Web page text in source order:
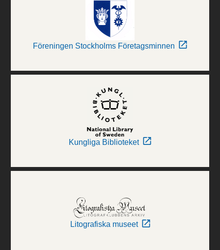
Föreningen Stockholms Företagsminnen
Kungliga Biblioteket
Litografiska museet